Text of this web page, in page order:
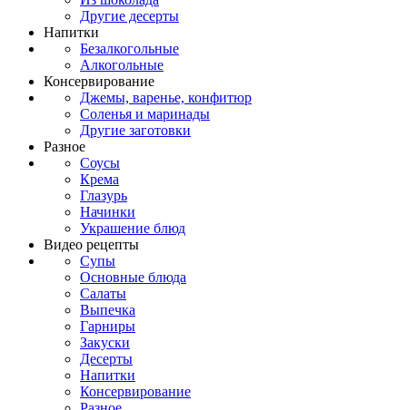
Другие десерты
Напитки
Безалкогольные
Алкогольные
Консервирование
Джемы, варенье, конфитюр
Соленья и маринады
Другие заготовки
Разное
Соусы
Крема
Глазурь
Начинки
Украшение блюд
Видео рецепты
Супы
Основные блюда
Салаты
Выпечка
Гарниры
Закуски
Десерты
Напитки
Консервирование